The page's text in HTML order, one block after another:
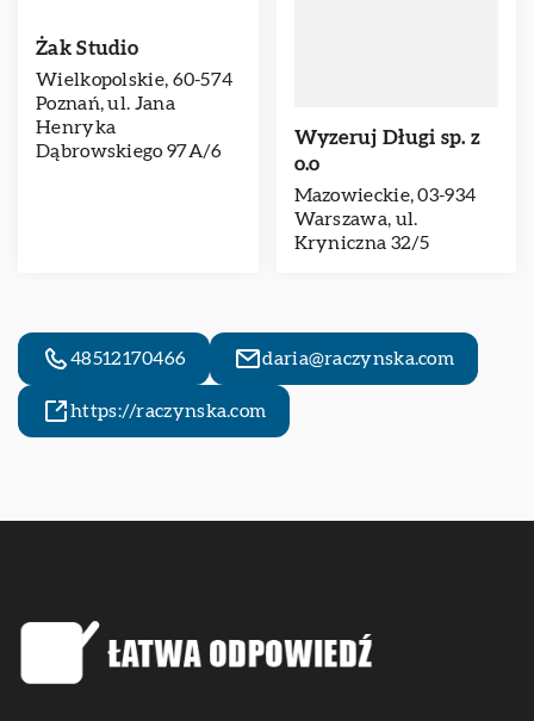
Żak Studio
Wielkopolskie, 60-574
Poznań, ul. Jana
Henryka
Dąbrowskiego 97A/6
Wyzeruj Długi sp. z
o.o
Mazowieckie, 03-934
Warszawa, ul.
Kryniczna 32/5
48512170466 daria@raczynska.com
https://raczynska.com